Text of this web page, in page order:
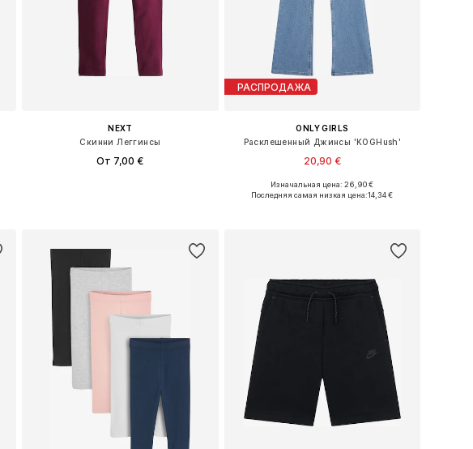
NEXT
Скинни Леггинсы
От 7,00 €
РАСПРОДАЖА
ONLY GIRLS
Расклешенный Джинсы 'KOGHush'
20,90 €
Доступно множество размеров
Изначальная цена: 26,90 €
Последняя самая низкая цена:14,34 €